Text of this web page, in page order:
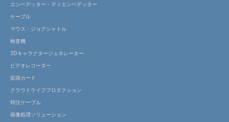
エンベデッター・ディエンベデッター
ケーブル
マウス・ジョグシャトル
検査機
3Dキャラクタージェネレーター
ビデオレコーダー
拡張カード
クラウドライブプロダクション
特注ケーブル
画像処理ソリューション